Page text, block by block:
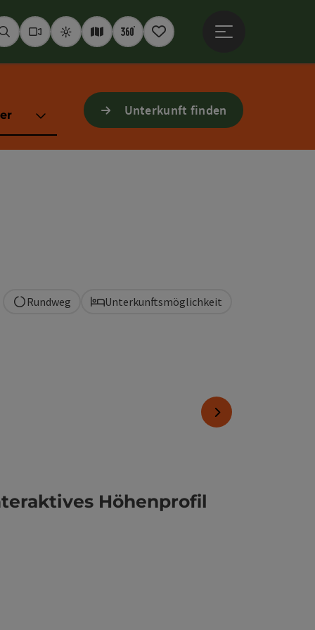
SuchenWebcams
WetterInteraktive Karte
360° Panoramen
Merkzettel
Unterkunft finden
nächstes Element
Rundweg Unterkunftsmöglichkeit
Höhenprofil